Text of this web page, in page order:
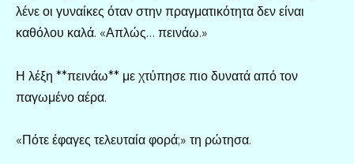
λένε οι γυναίκες όταν στην πραγματικότητα δεν είναι
καθόλου καλά. «Απλώς… πεινάω.»
Η λέξη **πεινάω** με χτύπησε πιο δυνατά από τον
παγωμένο αέρα.
«Πότε έφαγες τελευταία φορά;» τη ρώτησα.